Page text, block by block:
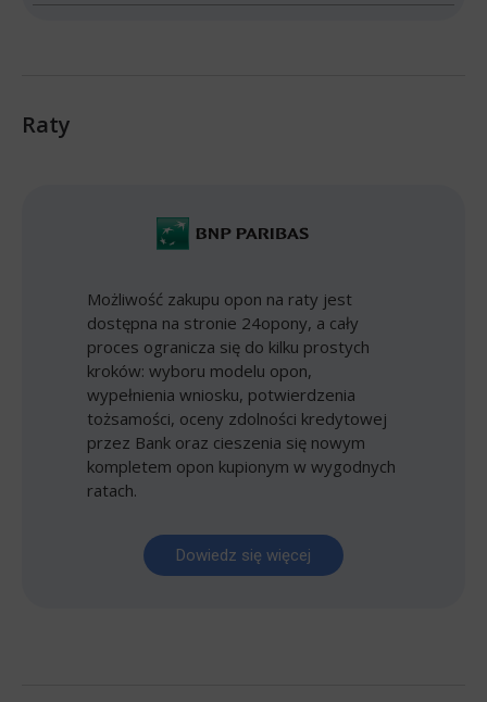
Raty
Możliwość zakupu opon na raty jest
dostępna na stronie 24opony, a cały
proces ogranicza się do kilku prostych
kroków: wyboru modelu opon,
wypełnienia wniosku, potwierdzenia
tożsamości, oceny zdolności kredytowej
przez Bank oraz cieszenia się nowym
kompletem opon kupionym w wygodnych
ratach.
Dowiedz się więcej